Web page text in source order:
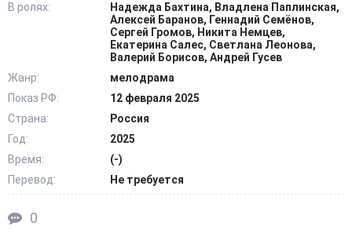
свою очередь не хотела оставлять это без внимания.
И теперь все мысли девушки наполнены только местью.
Она собирается сделать все, чтобы поставить крест на
карьере Киры. Только вот делать она это будет не в
одиночку. Наивная девушка попадает к очень хитрому
человеку, который отлично управляет ее мыслями и
действиями. @Filmix.fan
В ролях:
Надежда Бахтина, Владлена Паплинская,
Алексей Баранов, Геннадий Семёнов,
Сергей Громов, Никита Немцев,
Екатерина Салес, Светлана Леонова,
Валерий Борисов, Андрей Гусев
Жанр:
мелодрама
Показ РФ:
12 февраля 2025
Страна:
Россия
Год:
2025
Время:
(-)
Перевод:
Не требуется
0